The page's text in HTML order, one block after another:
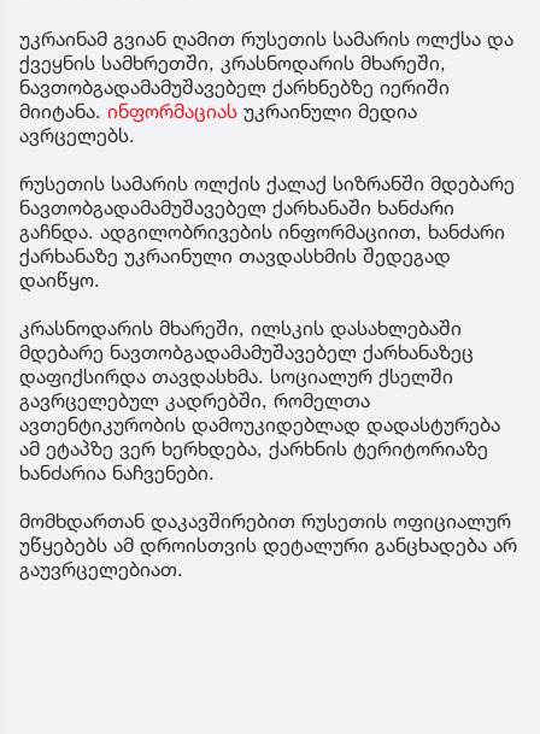
უკრაინამ გვიან ღამით რუსეთის სამარის ოლქსა და
ქვეყნის სამხრეთში, კრასნოდარის მხარეში,
ნავთობგადამამუშავებელ ქარხნებზე იერიში
მიიტანა. ინფორმაციას უკრაინული მედია
ავრცელებს.
რუსეთის სამარის ოლქის ქალაქ სიზრანში მდებარე
ნავთობგადამამუშავებელ ქარხანაში ხანძარი
გაჩნდა. ადგილობრივების ინფორმაციით, ხანძარი
ქარხანაზე უკრაინული თავდასხმის შედეგად
დაიწყო.
კრასნოდარის მხარეში, ილსკის დასახლებაში
მდებარე ნავთობგადამამუშავებელ ქარხანაზეც
დაფიქსირდა თავდასხმა. სოციალურ ქსელში
გავრცელებულ კადრებში, რომელთა
ავთენტიკურობის დამოუკიდებლად დადასტურება
ამ ეტაპზე ვერ ხერხდება, ქარხნის ტერიტორიაზე
ხანძარია ნაჩვენები.
მომხდართან დაკავშირებით რუსეთის ოფიციალურ
უწყებებს ამ დროისთვის დეტალური განცხადება არ
გაუვრცელებიათ.